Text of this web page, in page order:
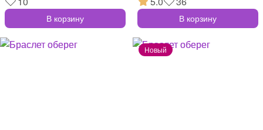
В корзину В корзину